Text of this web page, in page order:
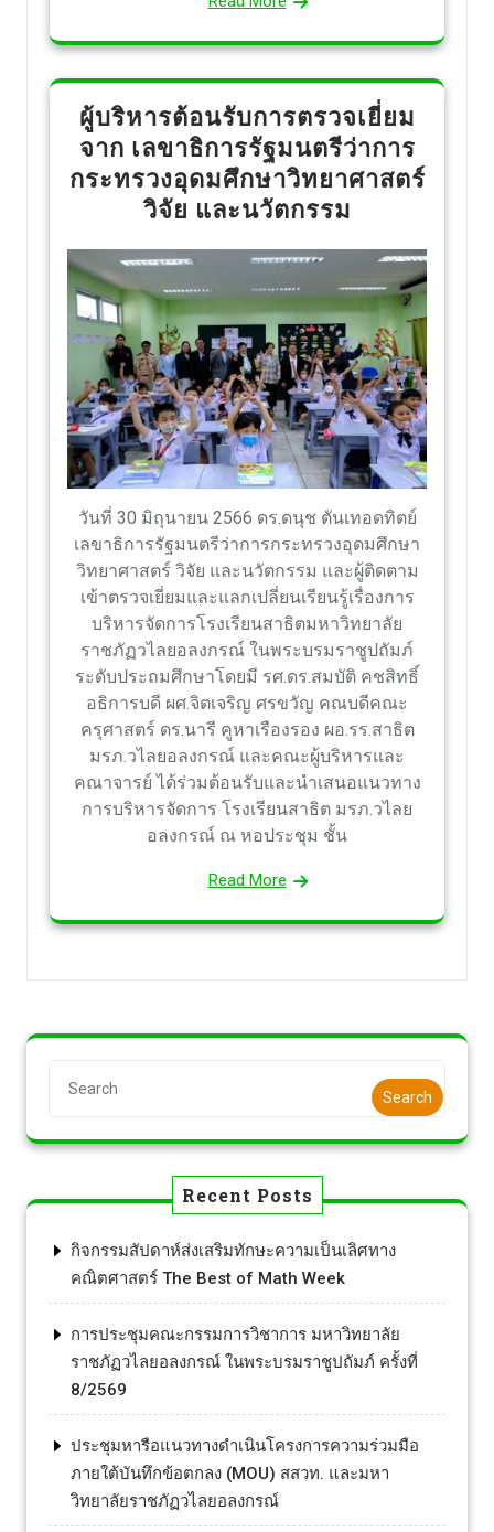
ผู้บริหารต้อนรับการตรวจเยี่ยม
จาก เลขาธิการรัฐมนตรีว่าการ
กระทรวงอุดมศึกษาวิทยาศาสตร์
วิจัย และนวัตกรรม
วันที่ 30 มิถุนายน 2566 ดร.ดนุช ตันเทอดทิตย์
เลขาธิการรัฐมนตรีว่าการกระทรวงอุดมศึกษา
วิทยาศาสตร์ วิจัย และนวัตกรรม และผู้ติดตาม
เข้าตรวจเยี่ยมและแลกเปลี่ยนเรียนรู้เรื่องการ
บริหารจัดการโรงเรียนสาธิตมหาวิทยาลัย
ราชภัฏวไลยอลงกรณ์ ในพระบรมราชูปถัมภ์
ระดับประถมศึกษาโดยมี รศ.ดร.สมบัติ คชสิทธิ์
อธิการบดี ผศ.จิตเจริญ ศรขวัญ คณบดีคณะ
ครุศาสตร์ ดร.นารี คูหาเรืองรอง ผอ.รร.สาธิต
มรภ.วไลยอลงกรณ์ และคณะผู้บริหารและ
คณาจารย์ ได้ร่วมต้อนรับและนำเสนอแนวทาง
การบริหารจัดการ โรงเรียนสาธิต มรภ.วไลย
อลงกรณ์ ณ หอประชุม ชั้น
Read More
Search
Recent Posts
กิจกรรมสัปดาห์ส่งเสริมทักษะความเป็นเลิศทาง
คณิตศาสตร์ The Best of Math Week
การประชุมคณะกรรมการวิชาการ มหาวิทยาลัย
ราชภัฏวไลยอลงกรณ์ ในพระบรมราชูปถัมภ์ ครั้งที่
8/2569
ประชุมหารือแนวทางดำเนินโครงการความร่วมมือ
ภายใต้บันทึกข้อตกลง (MOU) สสวท. และมหา
วิทยาลัยราชภัฏวไลยอลงกรณ์